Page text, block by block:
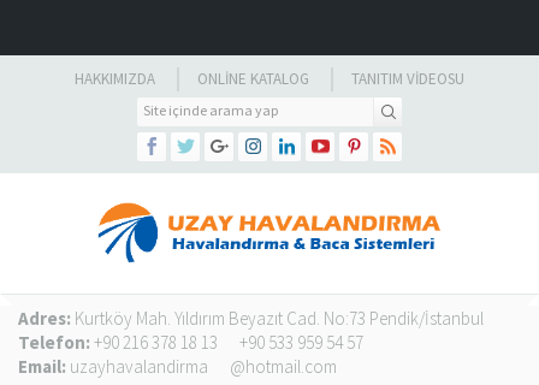
HAKKIMIZDA ONLINE KATALOG TANITIM VIDEOSU
Adres: Kurtköy Mah. Yıldırım Beyazıt Cad. No:73 Pendik/İstanbul
Telefon: +90 216 378 18 13
+90 533 959 54 57
Email: uzayhavalandirma @hotmail.com